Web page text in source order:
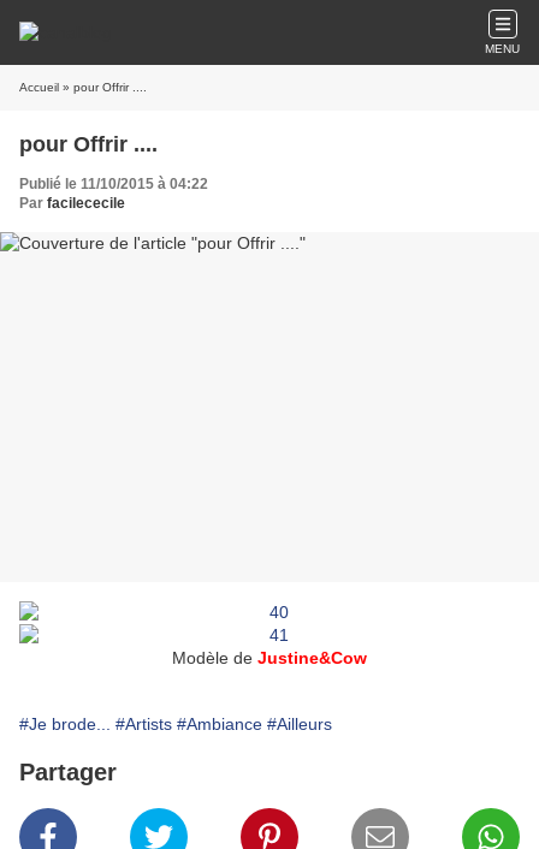
MENU
Accueil » pour Offrir ....
pour Offrir ....
Publié le 11/10/2015 à 04:22
Par facilececile
Modèle de Justine&Cow
#Je brode... #Artists #Ambiance #Ailleurs
Partager